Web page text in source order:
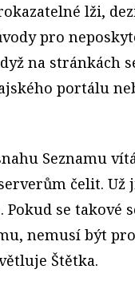
lži,
pro
na stránkách
portálu
Seznamu
čelit. Už
se takové
nemusí být
Štětka.